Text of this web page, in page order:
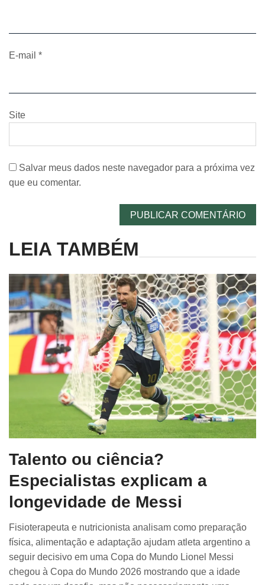
E-mail *
Site
Salvar meus dados neste navegador para a próxima vez
que eu comentar.
LEIA TAMBÉM
Talento ou ciência?
Especialistas explicam a
longevidade de Messi
Fisioterapeuta e nutricionista analisam como preparação
física, alimentação e adaptação ajudam atleta argentino a
seguir decisivo em uma Copa do Mundo Lionel Messi
chegou à Copa do Mundo 2026 mostrando que a idade